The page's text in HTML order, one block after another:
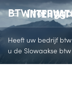
BTW
Heeft uw bedrijf
u de Slowaakse
Slowaakse nota’s